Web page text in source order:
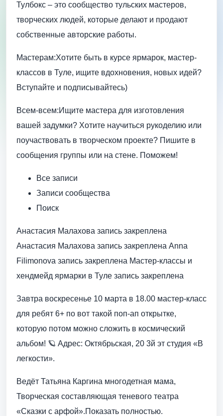
Тулбокс – это сообщество тульских мастеров,
творческих людей, которые делают и продают
собственные авторские работы.
Мастерам:Хотите быть в курсе ярмарок, мастер-
классов в Туле, ищите вдохновения, новых идей?
Вступайте и подписывайтесь)
Всем-всем:Ищите мастера для изготовления
вашей задумки? Хотите научиться рукоделию или
поучаствовать в творческом проекте? Пишите в
сообщения группы или на стене. Поможем!
Все записи
Записи сообщества
Поиск
Анастасия Малахова запись закреплена
Анастасия Малахова запись закреплена Anna
Filimonova запись закреплена Мастер-классы и
хендмейд ярмарки в Туле запись закреплена
Завтра воскресенье 10 марта в 18.00 мастер-класс
для ребят 6+ по вот такой поп-ап открытке,
которую потом можно сложить в космический
альбом! 🪐 Адрес: Октябрьская, 20 3й эт студия «В
легкости».
Ведёт Татьяна Каргина многодетная мама,
Творческая составляющая теневого театра
«Сказки с арфой».Показать полностью.